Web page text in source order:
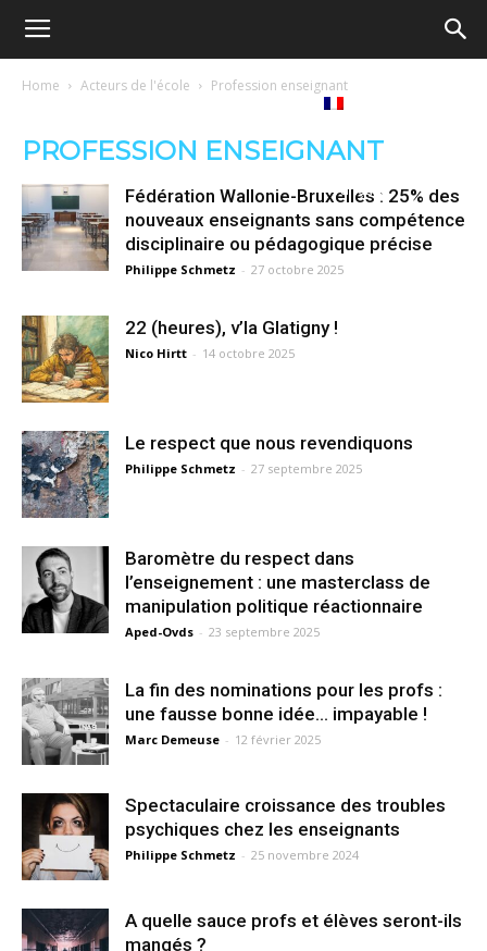
Ecole
–
school
Français
Home Acteurs de l'école Profession enseignant
PROFESSION ENSEIGNANT
Fédération Wallonie-Bruxelles : 25% des
nouveaux enseignants sans compétence
disciplinaire ou pédagogique précise
Philippe Schmetz - 27 octobre 2025
22 (heures), v’la Glatigny !
Nico Hirtt - 14 octobre 2025
Le respect que nous revendiquons
Philippe Schmetz - 27 septembre 2025
Baromètre du respect dans
l’enseignement : une masterclass de
manipulation politique réactionnaire
Aped-Ovds - 23 septembre 2025
La fin des nominations pour les profs :
une fausse bonne idée… impayable !
Marc Demeuse - 12 février 2025
Spectaculaire croissance des troubles
psychiques chez les enseignants
Philippe Schmetz - 25 novembre 2024
A quelle sauce profs et élèves seront-ils
mangés ?